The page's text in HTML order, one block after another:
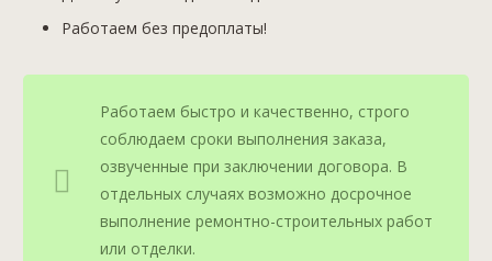
Работаем без предоплаты!
Работаем быстро и качественно, строго
соблюдаем сроки выполнения заказа,
озвученные при заключении договора. В
отдельных случаях возможно досрочное
выполнение ремонтно-строительных работ
или отделки.